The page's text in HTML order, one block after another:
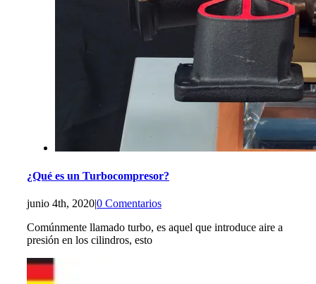
¿Qué es un Turbocompresor?
junio 4th, 2020|0 Comentarios
Comúnmente llamado turbo, es aquel que introduce aire a
presión en los cilindros, esto